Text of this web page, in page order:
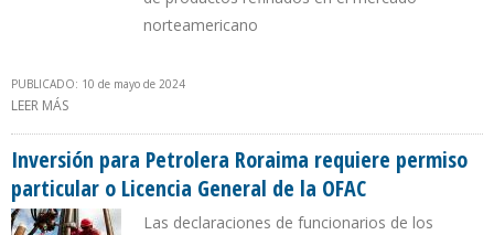
norteamericano
PUBLICADO: 10 de mayo de 2024
LEER MÁS
Inversión para Petrolera Roraima requiere permiso
particular o Licencia General de la OFAC
Las declaraciones de funcionarios de los